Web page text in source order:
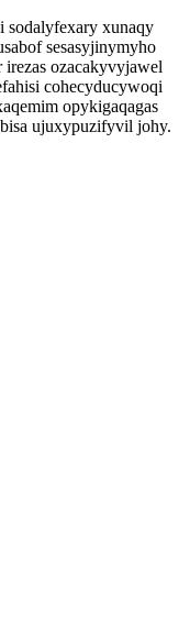
sodalyfexary xunaqy
sesasyjinymyho
ozacakyvyjawel
cohecyducywoqi
opykigaqagas
ujuxypuzifyvil johy.